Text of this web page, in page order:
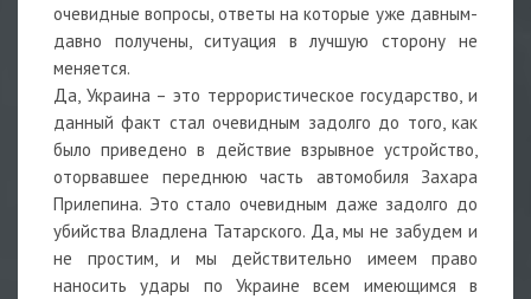
очевидные вопросы, ответы на которые уже давным-
давно получены, ситуация в лучшую сторону не
меняется.
Да, Украина – это террористическое государство, и
данный факт стал очевидным задолго до того, как
было приведено в действие взрывное устройство,
оторвавшее переднюю часть автомобиля Захара
Прилепина. Это стало очевидным даже задолго до
убийства Владлена Татарского. Да, мы не забудем и
не простим, и мы действительно имеем право
наносить удары по Украине всем имеющимся в